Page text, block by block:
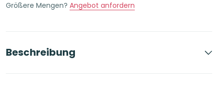
Größere Mengen? Angebot anfordern
Beschreibung